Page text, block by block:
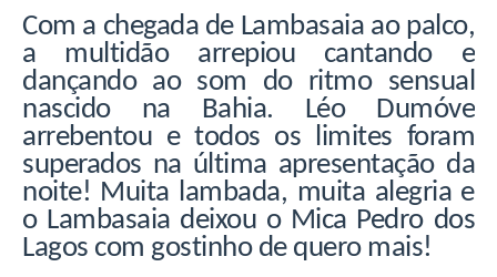
Com a chegada de Lambasaia ao palco,
a multidão arrepiou cantando e
dançando ao som do ritmo sensual
nascido na Bahia. Léo Dumóve
arrebentou e todos os limites foram
superados na última apresentação da
noite! Muita lambada, muita alegria e
o Lambasaia deixou o Mica Pedro dos
Lagos com gostinho de quero mais!